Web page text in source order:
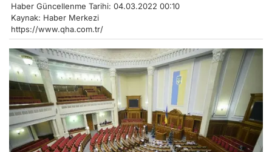
Haber Güncellenme Tarihi: 04.03.2022 00:10
Kaynak: Haber Merkezi
https://www.qha.com.tr/